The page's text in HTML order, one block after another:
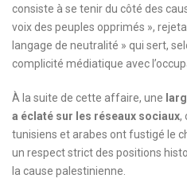
consiste à se tenir du côté des
voix des peuples opprimés »,
langage de neutralité » qui sert,
complicité médiatique avec
À la suite de cette affaire, une
a éclaté sur les réseaux sociaux,
tunisiens et arabes ont fustigé le
un respect strict des positions
la cause palestinienne.